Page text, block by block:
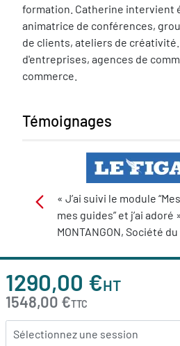
formation. Catherine intervient
animatrice de conférences,
de clients, ateliers de
d'entreprises, agences de
commerce.
Témoignages
Image
Body
« J’ai suivi le module
mes guides” et j’ai adoré
MONTANGON, Société
1290,00 €HT
1548,00 €TTC